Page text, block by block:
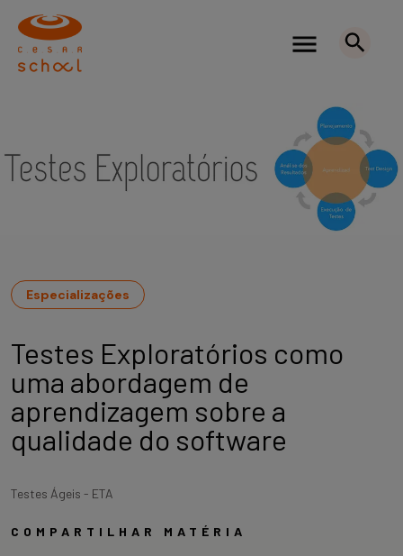
Especializações
Testes Exploratórios como
uma abordagem de
aprendizagem sobre a
qualidade do software
Testes Ágeis - ETA
COMPARTILHAR MATÉRIA